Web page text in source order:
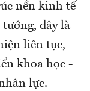
nền kinh tế
đây là
liên tục,
khoa học -
lực.